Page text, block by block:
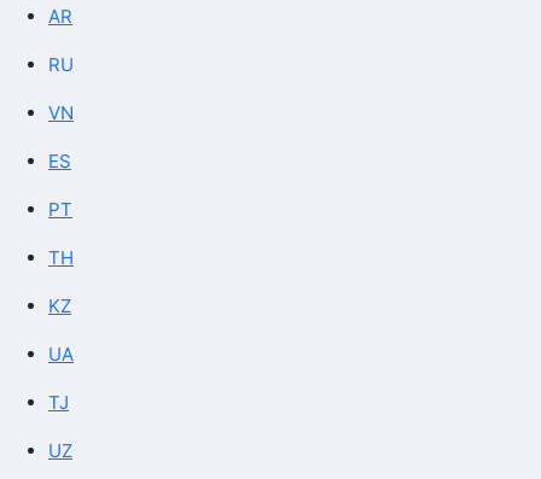
AR
RU
VN
ES
PT
TH
KZ
UA
TJ
UZ